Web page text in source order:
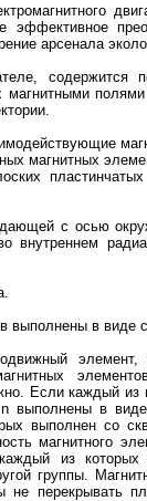
эффективное
арсенала
магнитных
с осью
внутреннем
выполнены в виде
Если каждый из
выполнены в
выполнен со
магнитного
из
группы.
не